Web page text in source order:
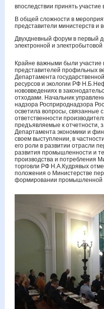
впоследствии принять
В общей сложности в
представители министерств и
Двухдневный форум в первый
электронной и
Крайне важными были участие
представителей профильных
Департамента
ресурсов и экологии РФ
нововведениях в
отходами. Начальник
надзора Росприроднадзора
осветила вопросы, связанные
ответственности
предъявляемые к отчетности,
Департамента экономики и
своем выступлении, в
его роли в развитии отрасли
развития промышленности и
производства и потребления
торговли РФ Н.А.Кудрявых
положения о Министерстве
формировании промышленной